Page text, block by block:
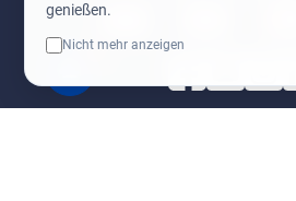
genießen.
Nicht mehr anzeigen